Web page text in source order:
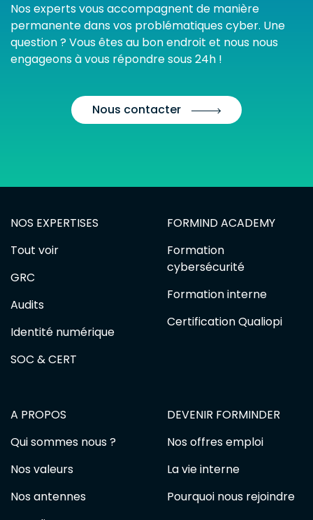
Nos experts vous accompagnent de manière
permanente dans vos problématiques cyber. Une
question ? Vous êtes au bon endroit et nous nous
engageons à vous répondre sous 24h !
Nous contacter
NOS EXPERTISES
Tout voir
GRC
Audits
Identité numérique
SOC & CERT
FORMIND ACADEMY
Formation
cybersécurité
Formation interne
Certification Qualiopi
A PROPOS
Qui sommes nous ?
Nos valeurs
Nos antennes
DEVENIR FORMINDER
Nos offres emploi
La vie interne
Pourquoi nous rejoindre